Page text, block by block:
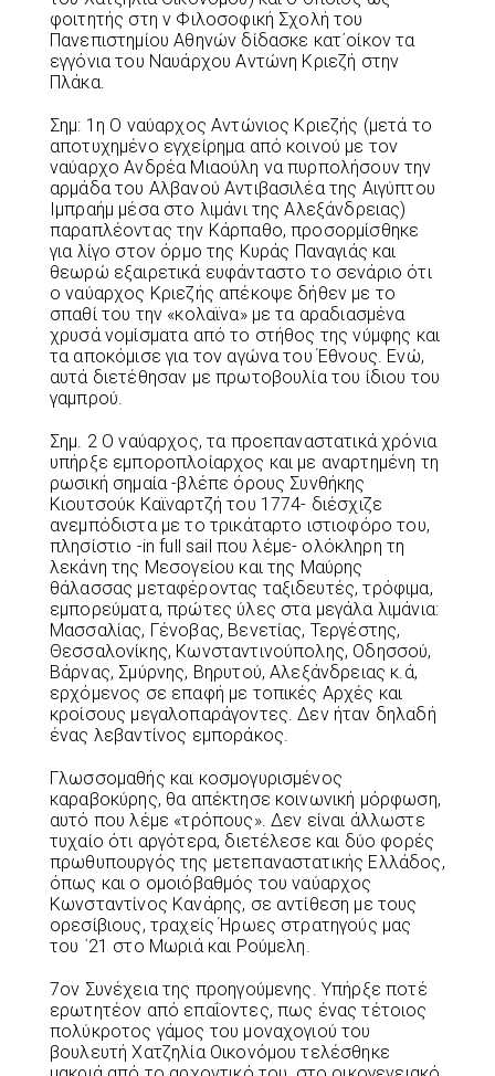
φοιτητής στη ν Φιλοσοφική Σχολή του
Πανεπιστημίου Αθηνών δίδασκε κατ΄οίκον τα
εγγόνια του Ναυάρχου Αντώνη Κριεζή στην
Πλάκα.
Σημ: 1η Ο ναύαρχος Αντώνιος Κριεζής (μετά το
αποτυχημένο εγχείρημα από κοινού με τον
ναύαρχο Ανδρέα Μιαούλη να πυρπολήσουν την
αρμάδα του Αλβανού Αντιβασιλέα της Αιγύπτου
Ιμπραήμ μέσα στο λιμάνι της Αλεξάνδρειας)
παραπλέοντας την Κάρπαθο, προσορμίσθηκε
για λίγο στον όρμο της Κυράς Παναγιάς και
θεωρώ εξαιρετικά ευφάνταστο το σενάριο ότι
ο ναύαρχος Κριεζής απέκοψε δήθεν με το
σπαθί του την «κολαϊνα» με τα αραδιασμένα
χρυσά νομίσματα από το στήθος της νύμφης και
τα αποκόμισε για τον αγώνα του Έθνους. Ενώ,
αυτά διετέθησαν με πρωτοβουλία του ίδιου του
γαμπρού.
Σημ. 2 O ναύαρχος, τα προεπαναστατικά χρόνια
υπήρξε εμποροπλοίαρχος και με αναρτημένη τη
ρωσική σημαία -βλέπε όρους Συνθήκης
Κιουτσούκ Καϊναρτζή του 1774- διέσχιζε
ανεμπόδιστα με το τρικάταρτο ιστιοφόρο του,
πλησίστιο -in full sail που λέμε- ολόκληρη τη
λεκάνη της Μεσογείου και της Μαύρης
θάλασσας μεταφέροντας ταξιδευτές, τρόφιμα,
εμπορεύματα, πρώτες ύλες στα μεγάλα λιμάνια:
Μασσαλίας, Γένοβας, Βενετίας, Τεργέστης,
Θεσσαλονίκης, Κωνσταντινούπολης, Οδησσού,
Βάρνας, Σμύρνης, Βηρυτού, Αλεξάνδρειας κ.ά,
ερχόμενος σε επαφή με τοπικές Αρχές και
κροίσους μεγαλοπαράγοντες. Δεν ήταν δηλαδή
ένας λεβαντίνος εμποράκος.
Γλωσσομαθής και κοσμογυρισμένος
καραβοκύρης, θα απέκτησε κοινωνική μόρφωση,
αυτό που λέμε «τρόπους». Δεν είναι άλλωστε
τυχαίο ότι αργότερα, διετέλεσε και δύο φορές
πρωθυπουργός της μετεπαναστατικής Ελλάδος,
όπως και ο ομοιόβαθμός του ναύαρχος
Κωνσταντίνος Κανάρης, σε αντίθεση με τους
ορεσίβιους, τραχείς Ήρωες στρατηγούς μας
του ΄21 στο Μωριά και Ρούμελη.
7ον Συνέχεια της προηγούμενης. Υπήρξε ποτέ
ερωτητέον από επαΐοντες, πως ένας τέτοιος
πολύκροτος γάμος του μοναχογιού του
βουλευτή Χατζηλία Οικονόμου τελέσθηκε